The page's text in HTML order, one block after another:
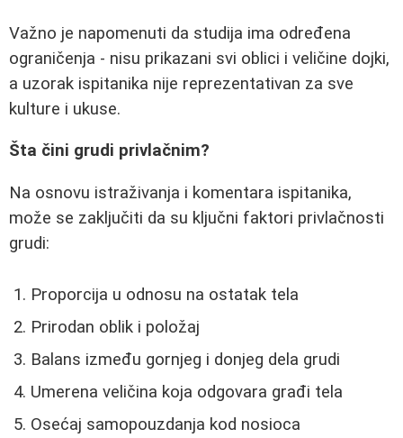
Važno je napomenuti da studija ima određena
ograničenja - nisu prikazani svi oblici i veličine dojki,
a uzorak ispitanika nije reprezentativan za sve
kulture i ukuse.
Šta čini grudi privlačnim?
Na osnovu istraživanja i komentara ispitanika,
može se zaključiti da su ključni faktori privlačnosti
grudi:
Proporcija u odnosu na ostatak tela
Prirodan oblik i položaj
Balans između gornjeg i donjeg dela grudi
Umerena veličina koja odgovara građi tela
Osećaj samopouzdanja kod nosioca